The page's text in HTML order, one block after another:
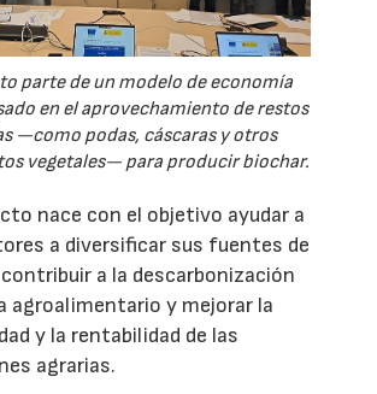
parte de un modelo de economía
en el aprovechamiento de restos
—como podas, cáscaras y otros
vegetales— para producir biochar.
nace con el objetivo ayudar a
a diversificar sus fuentes de
a la descarbonización
agroalimentario y mejorar la
y la rentabilidad de las
agrarias.